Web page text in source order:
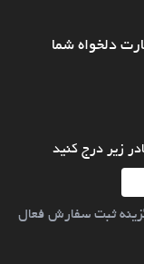
دلخواه شما
زیر درج کنید
گزینه ثبت سفارش فعال